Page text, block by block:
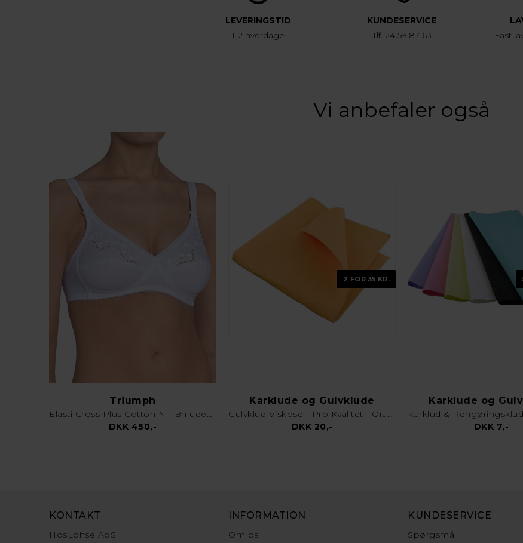
LEVERINGSTID
1-2 hverdage
KUNDESERVICE
Tlf. 24 59 87 63
Fast
Vi anbefaler også
Triumph
Elasti Cross Plus Cotton N - Bh uden bøjle - Hvid
DKK 450,-
2 FOR 35 KR.
Karklude og Gulvklude
Gulvklud Viskose - Pro Kvalitet - Orange
DKK 20,-
Karklude og
DKK 7,-
KONTAKT
HosLohse ApS
INFORMATION
Om os
KUNDESERVICE
Spørgsmål